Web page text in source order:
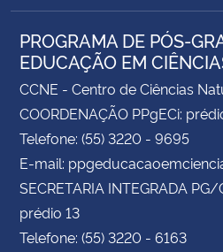
Advocacia-Geral da União
Banco Central do Brasil
Planalto
PROGRAMA DE PÓS-
EDUCAÇÃO EM
CCNE - Centro de Ciências
COORDENAÇÃO PPgECi:
Telefone: (55) 3220 - 9695
E-mail:
SECRETARIA INTEGRADA
prédio 13
Telefone: (55) 3220 - 6163